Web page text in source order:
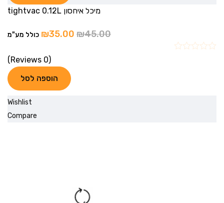
מיכל איחסון tightvac 0.12L
₪45.00
₪35.00 כולל מע"מ
(0 Reviews)
הוספה לסל
Wishlist
Compare